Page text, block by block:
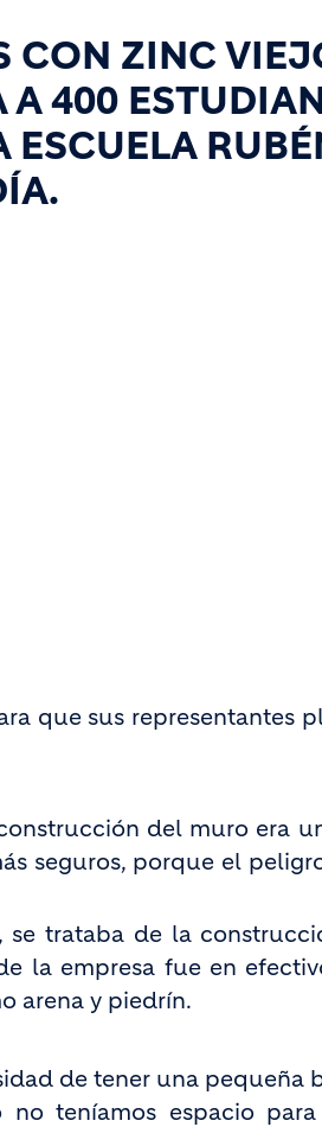
CON ZINC
400
ESCUELA
que sus representantes
del muro era
seguros, porque el
se trataba de la
la empresa fue en
arena y piedrín.
de tener una pequeña
teníamos espacio